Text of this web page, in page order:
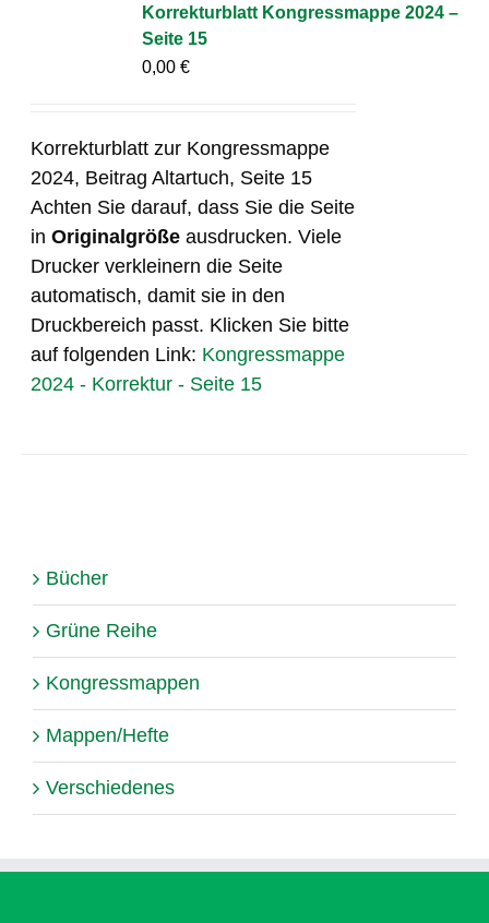
Korrekturblatt Kongressmappe 2024 –
Seite 15
0,00€
Korrekturblatt zur Kongressmappe
2024, Beitrag Altartuch, Seite 15
Achten Sie darauf, dass Sie die Seite
inOriginalgröße ausdrucken. Viele
Drucker verkleinern die Seite
automatisch, damit sie in den
Druckbereich passt. Klicken Sie bitte
auf folgenden Link: Kongressmappe
2024 - Korrektur - Seite 15
Bücher
Grüne Reihe
Kongressmappen
Mappen/Hefte
Verschiedenes